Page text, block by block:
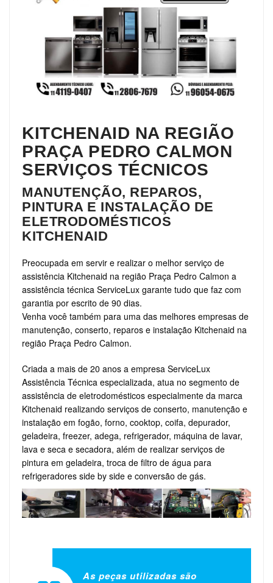
KITCHENAID NA REGIÃO
PRAÇA PEDRO CALMON
SERVIÇOS TÉCNICOS
MANUTENÇÃO, REPAROS,
PINTURA E INSTALAÇÃO DE
ELETRODOMÉSTICOS
KITCHENAID
Preocupada em servir e realizar o melhor serviço de
assistência Kitchenaid na região Praça Pedro Calmon a
assistência técnica ServiceLux garante tudo que faz com
garantia por escrito de 90 dias.
Venha você também para uma das melhores empresas de
manutenção, conserto, reparos e instalação Kitchenaid na
região Praça Pedro Calmon.
Criada a mais de 20 anos a empresa ServiceLux
Assistência Técnica especializada, atua no segmento de
assistência de eletrodomésticos especialmente da marca
Kitchenaid realizando serviços de conserto, manutenção e
instalação em fogão, forno, cooktop, coifa, depurador,
geladeira, freezer, adega, refrigerador, máquina de lavar,
lava e seca e secadora, além de realizar serviços de
pintura em geladeira, troca de filtro de água para
refrigeradores side by side e conversão de gás.
As peças utilizadas são